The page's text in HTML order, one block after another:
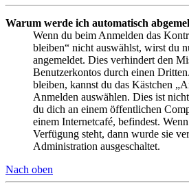
Warum werde ich automatisch
Wenn du beim Anmelden das
bleiben“ nicht auswählst, wirst du
angemeldet. Dies verhindert den
Benutzerkontos durch einen
bleiben, kannst du das Kästchen
Anmelden auswählen. Dies ist
du dich an einem öffentlichen
einem Internetcafé, befindest.
Verfügung steht, dann wurde sie
Administration ausgeschaltet.
Nach oben